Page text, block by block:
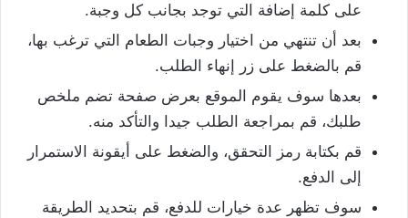
على كلمة إضافة التي توجد بجانب كل وجبة.
بعد أن تنتهي من اختيار وجبات الطعام التي ترغب بها،
قم بالضغط على زر إنهاء الطلب.
بعدها سوف يقوم الموقع بعرض صفحة تضم ملخص
طلبك، قم بمراجعة الطلب جيدا والتأكد منه.
قم بكتابة رمز التحقق، والضغط على أيقونة الاستمرار
إلى الدفع.
سوف تظهر عدة خيارات للدفع، قم بتحديد الطريقة